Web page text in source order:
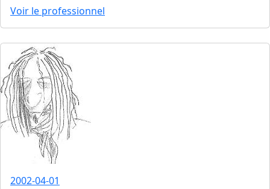
Voir le professionnel
2002-04-01